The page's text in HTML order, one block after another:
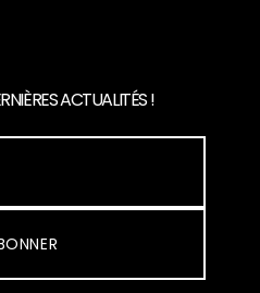
ACTUALITÉS !